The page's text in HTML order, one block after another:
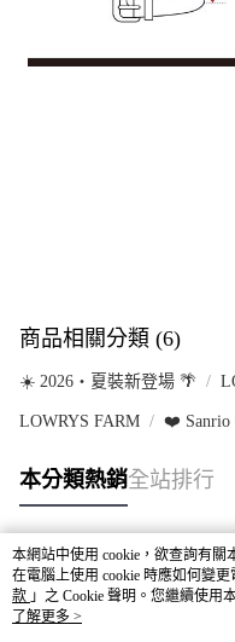
商品相關分類 (6)
☀️ 2026・夏裝新登場 🌴
LOWRYS FARM ❤️ Sanrio
本分類熱銷全站排行
熱門標籤
本網站中使用 cookie，欲查詢有關
在電腦上使用 cookie 時應如何變
款 」之 Cookie 聲明。您繼續使用
之 Cookie 聲明使用 cookie。
了解更多 >